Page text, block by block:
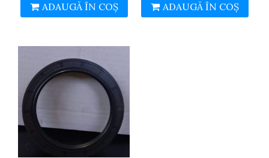
ADAUGĂ ÎN COȘ ADAUGĂ ÎN COȘ